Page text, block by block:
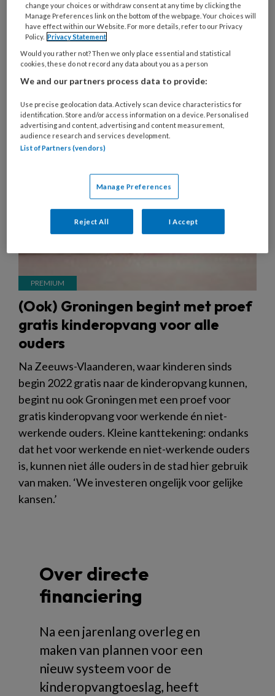
ouderwets ‘alleen’ als arbeidsmarktinstrument.
En dat in een tijd waarin het gaat (of is dat alweer
verleden tijd?) over kansengelijkheid.
22 DECEMBER 2023 NIEUWS ZORGENKINDEREN
(Ook) Groningen begint met proef
gratis kinderopvang voor alle
ouders
Na Zeeuws-Vlaanderen, waar kinderen sinds
begin 2022 gratis naar de kinderopvang kunnen,
begint nu ook Groningen met een proef voor
gratis kinderopvang voor werkende én niet-
werkende ouders. Kleine kanttekening: ondanks
dat het voor werkende en niet-werkende ouders
is, kunnen niet álle ouders in de stad hier gebruik
van maken. ‘We investeren ongelijk voor gelijke
kansen.’
Over directe
financiering
Na een jarenlang overleg en
maken van plannen voor een
nieuw systeem voor de
kinderopvangtoeslag, heeft
change your choices or withdraw consent at any time by clicking the
Manage Preferences link on the bottom of the webpage. Your choices will
have effect within our Website. For more details, refer to our Privacy
Policy. Privacy Statement
Would you rather not? Then we only place essential and statistical
cookies, these do not record any data about you as a person
We and our partners process data to provide:
Use precise geolocation data. Actively scan device characteristics for
identification. Store and/or access information on a device. Personalised
advertising and content, advertising and content measurement,
audience research and services development.
List of Partners (vendors)
Manage Preferences
Reject All I Accept